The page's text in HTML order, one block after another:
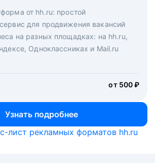
от hh.ru: простой
для продвижения вакансий
на разных площадках: на hh.ru,
Одноклассниках и Mail.ru
от 500 ₽
Узнать подробнее
для вакансий на главной странице
количество откликов
под ключ. Решите, сколько
вам нужно, и за дело возьмутся
и проектные менеджеры
digital-инструментов
лист рекламных форматов hh.ru